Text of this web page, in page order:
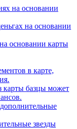
на основании
на основании
основании карты
в карте,
карты базцы может
звезды